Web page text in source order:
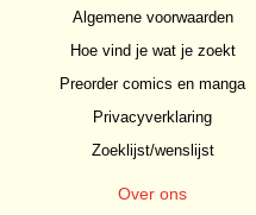
Algemene voorwaarden
Hoe vind je wat je zoekt
Preorder comics en manga
Privacyverklaring
Zoeklijst/wenslijst
Over ons